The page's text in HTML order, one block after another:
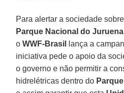
Para alertar a sociedade
Parque Nacional do Juruena
oWWF-Brasil lança a
iniciativa pede o apoio da
o governo e não permitir a
hidrelétricas dentro do